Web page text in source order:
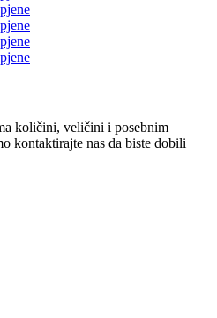
količini, veličini i posebnim
kontaktirajte nas da biste dobili